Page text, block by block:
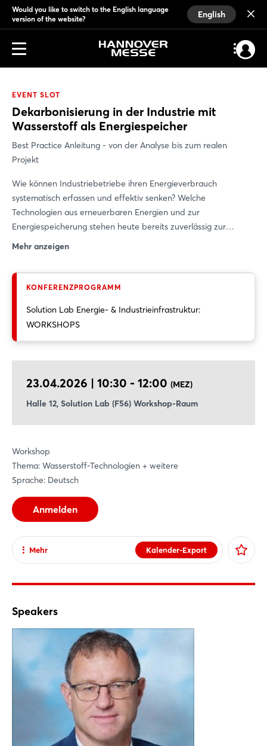
Would you like to switch to the English language
version of the website?
English
EVENT SLOT
Dekarbonisierung in der Industrie mit
Wasserstoff als Energiespeicher
Best Practice Anleitung - von der Analyse bis zum realen
Projekt
Wie können Industriebetriebe ihren Energieverbrauch
systematisch erfassen und effektiv senken? Welche
Technologien aus erneuerbaren Energien und zur
Energiespeicherung stehen heute bereits zuverlässig zur
Verfügung? Und welche Rolle spielt Wasserstoff als
Teilnehmenden einen kompakten Einblick in den Aufbau
Engineeringprozess bis zur Bewertung technischer,
wirtschaftlicher und ökologischer Faktoren. Anhand eines
realisierten Projekts wird zudem gezeigt, wie solche Konzepte
Impulse für eine zukunftssichere, klimafreundliche und
effiziente Energieversorgung.
Mehr anzeigen
KONFERENZPROGRAMM
Solution Lab Energie- & Industrieinfrastruktur:
WORKSHOPS
23.04.2026 | 10:30 - 12:00 (MEZ)
Halle 12, Solution Lab (F56) Workshop-Raum
Workshop
Thema: Wasserstoff-Technologien + weitere
Sprache: Deutsch
Anmelden
Kalender-Export
Mehr
Facebook
Mail
Whatsapp
Link kopieren
Speakers